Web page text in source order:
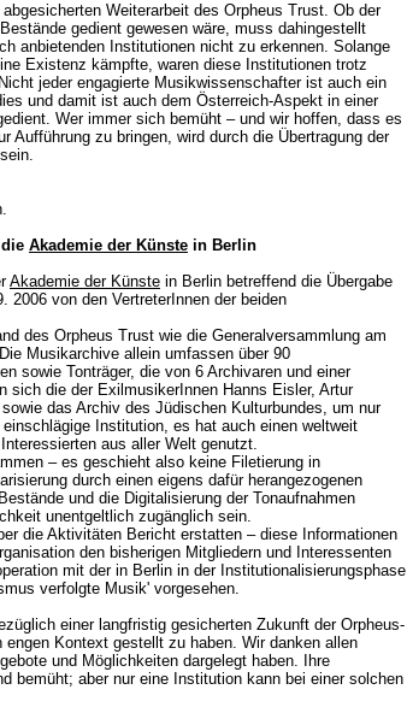
Weiterarbeit des Orpheus Trust. Ob der
gedient gewesen wäre, muss dahingestellt
anbietenden Institutionen nicht zu erkennen. Solange
Existenz kämpfte, waren diese Institutionen trotz
jeder engagierte Musikwissenschafter ist auch ein
und damit ist auch dem Österreich-Aspekt in einer
Wer immer sich bemüht – und wir hoffen, dass es
zu bringen, wird durch die Übertragung der
Akademie der Künste in Berlin
Akademie der Künste in Berlin betreffend die Übergabe
2006 von den VertreterInnen der beiden
des Orpheus Trust wie die Generalversammlung am
Musikarchive allein umfassen über 90
sowie Tonträger, die von 6 Archivaren und einer
sich die der ExilmusikerInnen Hanns Eisler, Artur
das Archiv des Jüdischen Kulturbundes, um nur
Institution, es hat auch einen weltweit
aus aller Welt genutzt.
– es geschieht also keine Filetierung in
durch einen eigens dafür herangezogenen
und die Digitalisierung der Tonaufnahmen
unentgeltlich zugänglich sein.
die Aktivitäten Bericht erstatten – diese Informationen
den bisherigen Mitgliedern und Interessenten
mit der in Berlin in der Institutionalisierungsphase
verfolgte Musik' vorgesehen.
einer langfristig gesicherten Zukunft der Orpheus-
Kontext gestellt zu haben. Wir danken allen
und Möglichkeiten dargelegt haben. Ihre
bemüht; aber nur eine Institution kann bei einer solchen